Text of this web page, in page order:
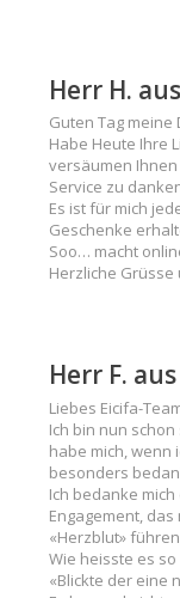
Herr H.
Guten Tag meine
Habe Heute Ihre
versäumen
Service zu
Es ist für mich
Geschenke
Soo… macht
Herzliche
Herr F.
Liebes Eicifa-
Ich bin nun
habe mich, wenn
besonders
Ich bedanke
Engagement,
«Herzblut»
Wie heisste es
«Blickte der eine